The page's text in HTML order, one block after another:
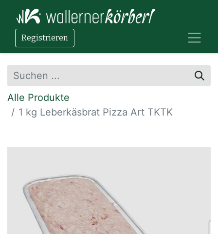
Registrieren
Alle Produkte
1 kg Leberkäsbrat Pizza Art TKTK